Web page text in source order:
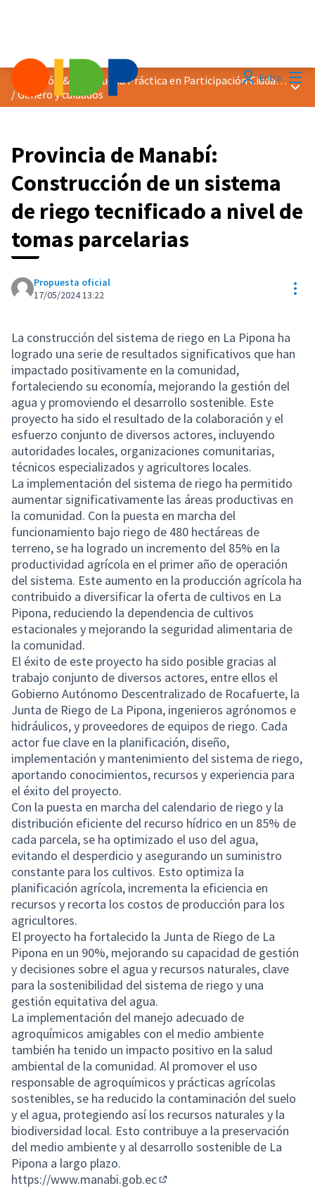
EntraDistinción &quot;Buena Práctica en Participación Ciudadana&quot; 2024
/Género y cuidados
Provincia de Manabí:
Construcción de un sistema
de riego tecnificado a nivel de
tomas parcelarias
Propuesta oficial
17/05/2024 13:22
La construcción del sistema de riego en La Pipona ha
logrado una serie de resultados significativos que han
impactado positivamente en la comunidad,
fortaleciendo su economía, mejorando la gestión del
agua y promoviendo el desarrollo sostenible. Este
proyecto ha sido el resultado de la colaboración y el
esfuerzo conjunto de diversos actores, incluyendo
autoridades locales, organizaciones comunitarias,
técnicos especializados y agricultores locales.
La implementación del sistema de riego ha permitido
aumentar significativamente las áreas productivas en
la comunidad. Con la puesta en marcha del
funcionamiento bajo riego de 480 hectáreas de
terreno, se ha logrado un incremento del 85% en la
productividad agrícola en el primer año de operación
del sistema. Este aumento en la producción agrícola ha
contribuido a diversificar la oferta de cultivos en La
Pipona, reduciendo la dependencia de cultivos
estacionales y mejorando la seguridad alimentaria de
la comunidad.
El éxito de este proyecto ha sido posible gracias al
trabajo conjunto de diversos actores, entre ellos el
Gobierno Autónomo Descentralizado de Rocafuerte, la
Junta de Riego de La Pipona, ingenieros agrónomos e
hidráulicos, y proveedores de equipos de riego. Cada
actor fue clave en la planificación, diseño,
implementación y mantenimiento del sistema de riego,
aportando conocimientos, recursos y experiencia para
el éxito del proyecto.
Con la puesta en marcha del calendario de riego y la
distribución eficiente del recurso hídrico en un 85% de
cada parcela, se ha optimizado el uso del agua,
evitando el desperdicio y asegurando un suministro
constante para los cultivos. Esto optimiza la
planificación agrícola, incrementa la eficiencia en
recursos y recorta los costos de producción para los
agricultores.
El proyecto ha fortalecido la Junta de Riego de La
Pipona en un 90%, mejorando su capacidad de gestión
y decisiones sobre el agua y recursos naturales, clave
para la sostenibilidad del sistema de riego y una
gestión equitativa del agua.
La implementación del manejo adecuado de
agroquímicos amigables con el medio ambiente
también ha tenido un impacto positivo en la salud
ambiental de la comunidad. Al promover el uso
responsable de agroquímicos y prácticas agrícolas
sostenibles, se ha reducido la contaminación del suelo
y el agua, protegiendo así los recursos naturales y la
biodiversidad local. Esto contribuye a la preservación
del medio ambiente y al desarrollo sostenible de La
Pipona a largo plazo.
https://www.manabi.gob.ec